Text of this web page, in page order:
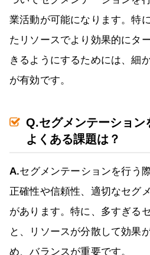
業活動が可能になります。特
たリソースでより効果的にタ
きるようにするためには、細
が有効です。
Q.セグメンテーション
よくある課題は？
A.セグメンテーションを行う
正確性や信頼性、適切なセグ
があります。特に、多すぎる
と、リソースが分散して効果
め、バランスが重要です。